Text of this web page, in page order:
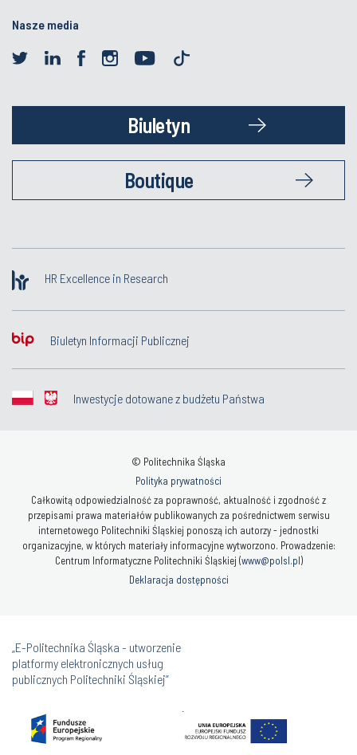
Nasze media
Biuletyn
Boutique
HR Excellence in Research
Biuletyn Informacji Publicznej
Inwestycje dotowane z budżetu Państwa
© Politechnika Śląska
Polityka prywatności
Całkowitą odpowiedzialność za poprawność, aktualność i zgodność z
przepisami prawa materiałów publikowanych za pośrednictwem serwisu
internetowego Politechniki Śląskiej ponoszą ich autorzy - jednostki
organizacyjne, w których materiały informacyjne wytworzono. Prowadzenie:
Centrum Informatyczne Politechniki Śląskiej (www@polsl.pl)
Deklaracja dostępności
„E-Politechnika Śląska - utworzenie
platformy elektronicznych usług
publicznych Politechniki Śląskiej”